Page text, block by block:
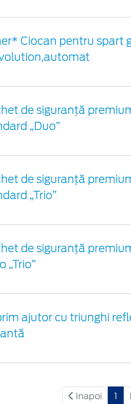
Ciocan pentru spart
de siguranţă
„Duo”
de siguranţă
„Trio”
de siguranţă
„Trio”
ajutor cu triunghi
Inapoi 1